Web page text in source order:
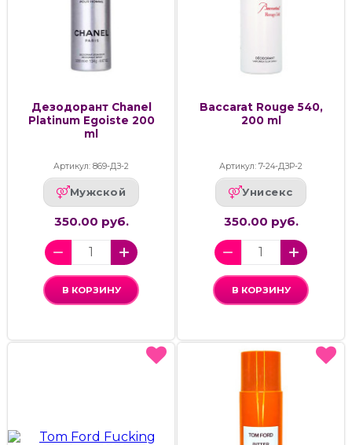
Дезодорант Chanel
Platinum Egoiste 200
ml
Артикул: 869-ДЗ-2
Мужской
350.00 руб.
В КОРЗИНУ
Baccarat Rouge 540,
200 ml
Артикул: 7-24-ДЗР-2
Унисекс
350.00 руб.
В КОРЗИНУ